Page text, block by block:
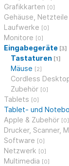
Grafikkarten [0]
Gehäuse, Netzteile
Laufwerke [0]
Monitore [0]
Eingabegeräte [3]
Tastaturen [1]
Mäuse [2]
Cordless
Zubehör [0]
Tablets [0]
Tablet- und
Apple & Zubehör [0]
Drucker, Scanner,
Software [0]
Netzwerk [0]
Multimedia [0]